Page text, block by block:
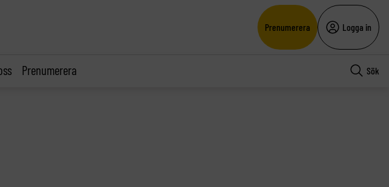
Prenumerera Logga in
Prenumerera Sök